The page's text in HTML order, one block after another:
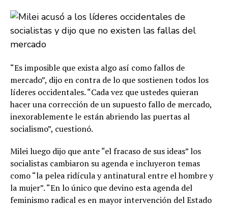
“Es imposible que exista algo así como fallos de
mercado”, dijo en contra de lo que sostienen todos los
líderes occidentales. “Cada vez que ustedes quieran
hacer una corrección de un supuesto fallo de mercado,
inexorablemente le están abriendo las puertas al
socialismo”, cuestionó.
Milei luego dijo que ante “el fracaso de sus ideas” los
socialistas cambiaron su agenda e incluyeron temas
como “la pelea ridícula y antinatural entre el hombre y
la mujer”. “En lo único que devino esta agenda del
feminismo radical es en mayor intervención del Estado